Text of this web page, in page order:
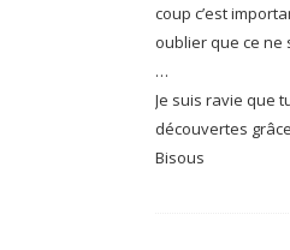
coup c’est
oublier que ce ne
…
Je suis ravie que
découvertes
Bisous